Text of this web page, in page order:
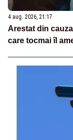
4 aug. 2026, 21:17
Arestat din
care tocmai îl